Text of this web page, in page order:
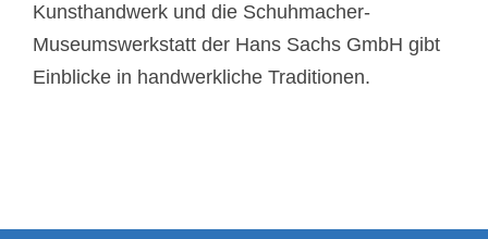
Kunsthandwerk und die Schuhmacher-
Museumswerkstatt der Hans Sachs GmbH gibt
Einblicke in handwerkliche Traditionen.